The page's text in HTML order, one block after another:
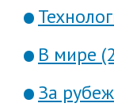
В мире
За